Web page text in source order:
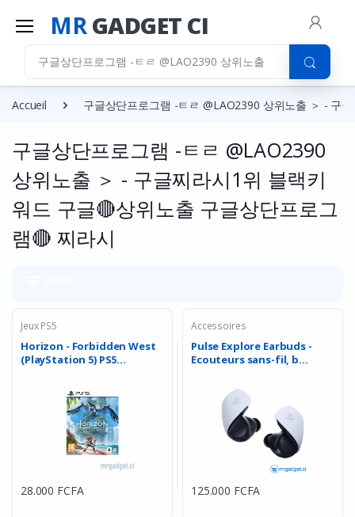
MRGADGET CI
MrGadget Ci
Les Categories
Comparer
Se connecter
S'inscrire
Accueil 구글상단프로그램 -ㅌㄹ @LAO2390 상위노출 ＞ - 구
구글상단프로그램 -ㅌㄹ @LAO2390
상위노출 ＞ - 구글찌라시1위 블랙키
워드 구글🔴상위노출 구글상단프로그
램🔴 찌라시
Jeux PS5
Horizon - Forbidden West
(PlayStation 5) PS5...
28.000 FCFA
Accessoires
Pulse Explore Earbuds -
Ecouteurs sans-fil, b...
125.000 FCFA
Bonjour!
Connectez-vous pour gérer votre compte.
Adresse E-mail
Mot de passe
OU